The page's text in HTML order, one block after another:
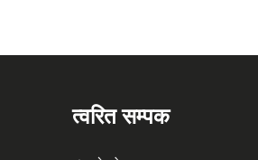
त्वरित सम्पक